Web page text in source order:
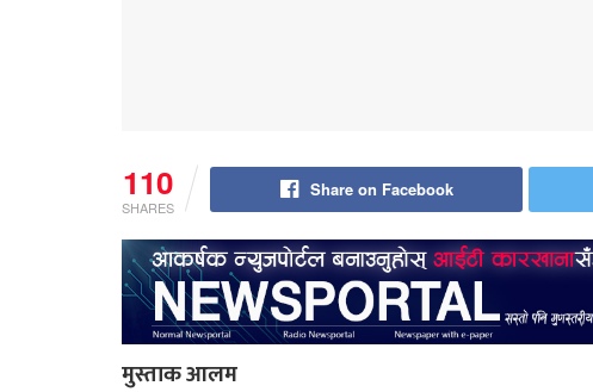
110
SHARES
Share on Facebook
मुस्ताक आलम